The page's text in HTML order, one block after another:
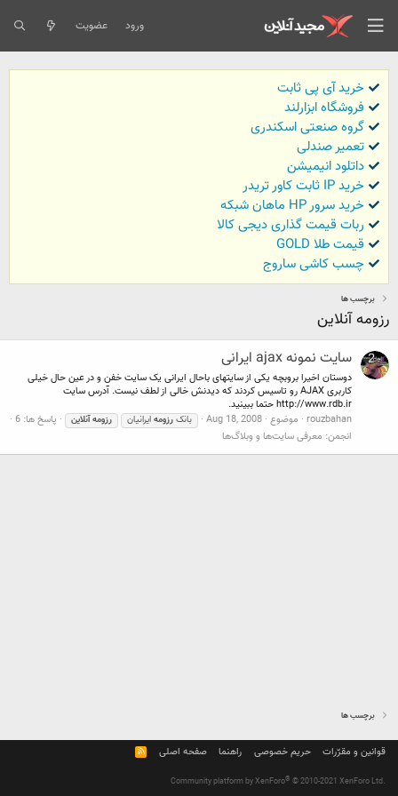
ورود عضویت
خرید آی پی ثابت
فروشگاه ابزارلند
گروه صنعتی اسکندری
تعمیر صندلی
داتلود انیمیشن
خرید IP ثابت کاور تریدر
خرید سرور HP ماهان شبکه
ربات قیمت گذاری دیجی کالا
قیمت طلا GOLD
چسب کاشی ساروج
برچسب ها
رزومه آنلاین
سایت نمونه ajax ایرانی
دوستان اخیرا بروبچه یکی از سایتهای باحال ایرانی یک سایت خفن و در عین حال خیلی
کاربری AJAX رو تاسیس کردند که دیدنش خالی از لطف نیست. آدرس سایت
http://www.rdb.ir حتما ببینید.
rouzbahan موضوع Aug 18, 2008 بانک رزومه ایرانیان رزومه آنلاین
پاسخ ها: 6
انجمن: معرفی سایت‌ها و وبلاگ‌ها
برچسب ها
قوانین و مقرّرات حریم خصوصی راهنما صفحه اصلی
R
S
Community platform by XenForo® © 2010-2021 XenForo Ltd.